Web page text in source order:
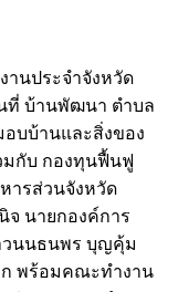
านประจำจังหวัด
ที่ บ้านพัฒนา ตำบล
อบบ้านและสิ่งของ
มกับ กองทุนฟื้นฟู
ารส่วนจังหวัด
จ นายกองค์การ
วนนธนพร บุญคุ้ม
ก พร้อมคณะทำงาน